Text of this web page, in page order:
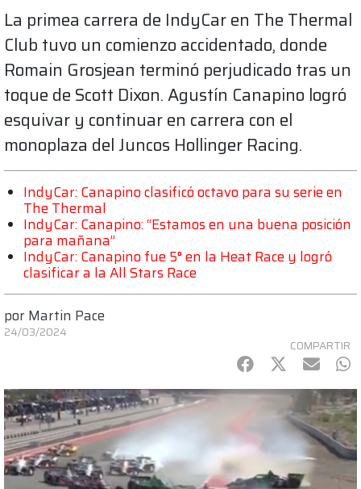
La primea carrera de IndyCar en The Thermal
Club tuvo un comienzo accidentado, donde
Romain Grosjean terminó perjudicado tras un
toque de Scott Dixon. Agustín Canapino logró
esquivar y continuar en carrera con el
monoplaza del Juncos Hollinger Racing.
IndyCar: Canapino clasificó octavo para su serie en
The Thermal
IndyCar: Canapino: “Estamos en una buena posición
para mañana”
IndyCar: Canapino fue 5° en la Heat Race y logró
clasificar a la All Stars Race
por Martin Pace
24/03/2024
COMPARTIR
Facebook
Twitter
mail